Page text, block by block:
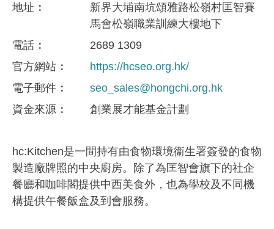
地址
新界大埔南坑頌雅路松嶺村匡智賽
馬會松嶺職業訓練大樓地下
電話
2689 1309
官方網站
https://hcseo.org.hk/
電子郵件
seo_sales@hongchi.org.hk
資金來​源
創業展才能基金計劃
hc:Kitchen是一間持有由食物環境衞生署簽發的食物
製造廠牌照的中央廚房。除了為匡智會旗下的社企
餐廳和咖啡閣提供中西美食外，也為學校及不同機
構提供午餐飯盒及到會服務。